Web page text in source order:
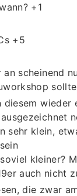
+1
+5
scheinend
wieder
sehr klein,
kleiner?
auch nicht
die zwar